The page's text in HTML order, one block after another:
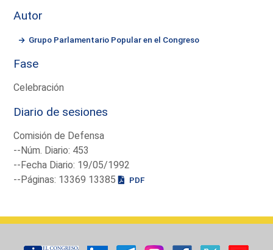
Autor
Grupo Parlamentario Popular en el Congreso
Fase
Celebración
Diario de sesiones
Comisión de Defensa
--Núm. Diario: 453
--Fecha Diario: 19/05/1992
--Páginas: 13369 13385
PDF